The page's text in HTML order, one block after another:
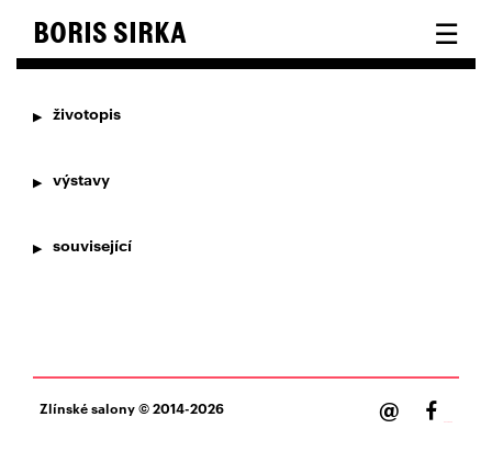
BORIS SIRKA ☰
životopis
výstavy
související
Zlínské salony© 2014-2026 @